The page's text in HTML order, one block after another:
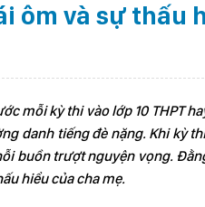
ôm và sự thấu
mỗi kỳ thi vào lớp 10 THPT
danh tiếng đè nặng. Khi kỳ
buồn trượt nguyện vọng.
hiểu của cha mẹ.